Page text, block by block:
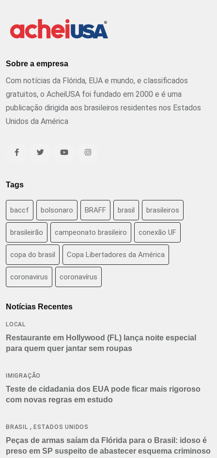
Sobre a empresa
Com notícias da Flórida, EUA e mundo, e classificados
gratuitos, o AcheiUSA foi fundado em 2000 e é uma
publicação dirigida aos brasileiros residentes nos Estados
Unidos da América
Tags
baccf bolsonaro BRAFF brasil brasileiros
brasileirão campeonato brasileiro conexão UF
copa do brasil Copa Libertadores da América
coronavirus coronavírus
Notícias Recentes
LOCAL
Restaurante em Hollywood (FL) lança noite especial
para quem quer jantar sem roupas
IMIGRAÇÃO
Teste de cidadania dos EUA pode ficar mais rigoroso
com novas regras em estudo
BRASIL , ESTADOS UNIDOS
Peças de armas saíam da Flórida para o Brasil: idoso é
preso em SP suspeito de abastecer esquema criminoso